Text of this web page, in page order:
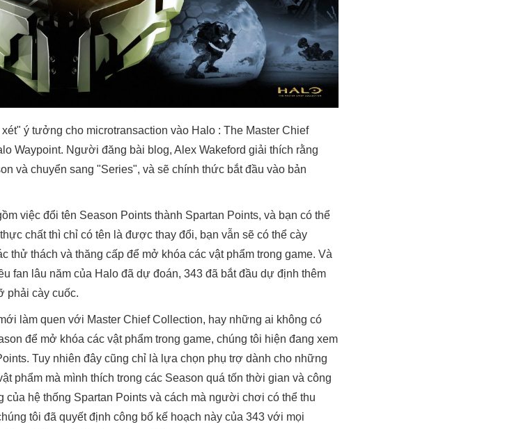
ý tưởng cho microtransaction vào Halo : The Master Chief
Waypoint. Người đăng bài blog, Alex Wakeford giải thích rằng
và chuyển sang "Series", và sẽ chính thức bắt đầu vào bản
việc đổi tên Season Points thành Spartan Points, và bạn có thể
chất thì chỉ có tên là được thay đổi, bạn vẫn sẽ có thể cày
thử thách và thăng cấp để mở khóa các vật phẩm trong game. Và
fan lâu năm của Halo đã dự đoán, 343 đã bắt đầu dự định thêm
phải cày cuốc.
làm quen với Master Chief Collection, hay những ai không có
để mở khóa các vật phẩm trong game, chúng tôi hiện đang xem
Tuy nhiên đây cũng chỉ là lựa chọn phụ trợ dành cho những
phẩm mà mình thích trong các Season quá tốn thời gian và công
hệ thống Spartan Points và cách mà người chơi có thể thu
tôi đã quyết định công bố kế hoạch này của 343 với mọi